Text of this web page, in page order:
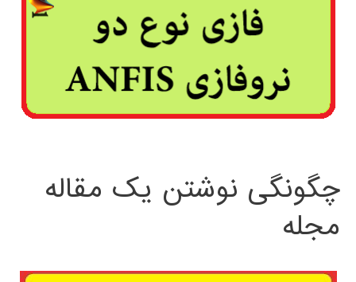
چگونگی نوشتن یک مقاله
مجله